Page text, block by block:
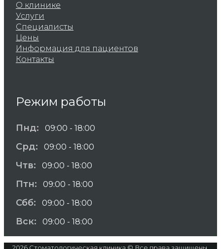
О клинике
Услуги
Специалисты
Цены
Информация для пациентов
Контакты
Режим работы
Пнд: 09:00 - 18:00
Срд: 09:00 - 18:00
Чтв: 09:00 - 18:00
Птн: 09:00 - 18:00
Сбб: 09:00 - 18:00
Вск: 09:00 - 18:00